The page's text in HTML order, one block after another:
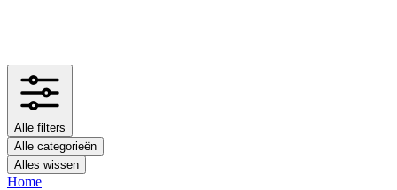
Alle filters
Alle categorieën
Alles wissen
Home